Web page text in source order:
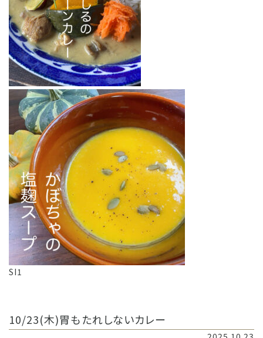
SI1
10/23(木)胃もたれしないカレー